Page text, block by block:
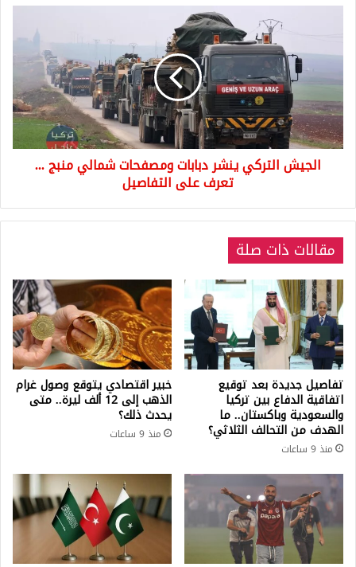
28/07/2018م
ومصفحات
شمالي
منبج
...
تعرف
الجيش التركي ينشر دبابات ومصفحات شمالي منبج ...
تعرف على التفاصيل
مقالات ذات صلة
تفاصيل جديدة بعد توقيع
اتفاقية الدفاع بين تركيا
والسعودية وباكستان.. ما
الهدف من التحالف الثلاثي؟
منذ 9 ساعات
خبير اقتصادي يتوقع وصول غرام
الذهب إلى 12 ألف ليرة.. متى
يحدث ذلك؟
منذ 9 ساعات